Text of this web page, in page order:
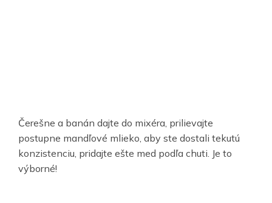
Čerešne a banán dajte do mixéra, prilievajte
postupne mandľové mlieko, aby ste dostali tekutú
konzistenciu, pridajte ešte med podľa chuti. Je to
výborné!